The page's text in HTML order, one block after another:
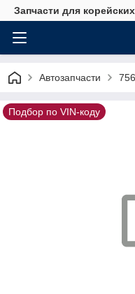
Запчасти для
Автозапчасти
Подбор по VIN-коду